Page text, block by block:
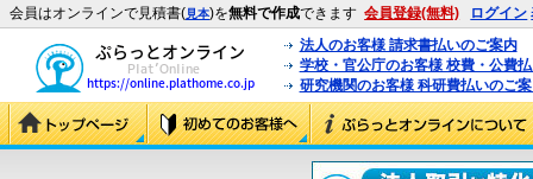
会員はオンラインで見積書(見本)を無料で作成できます 会員登録(無料) ログイン
法人のお客様 請求書払いのご案内
学校・官公庁のお客様 校費・公費
研究機関のお客様 科研費払いのご